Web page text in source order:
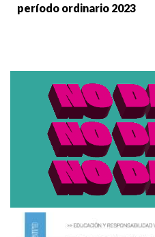
período ordinario 2023